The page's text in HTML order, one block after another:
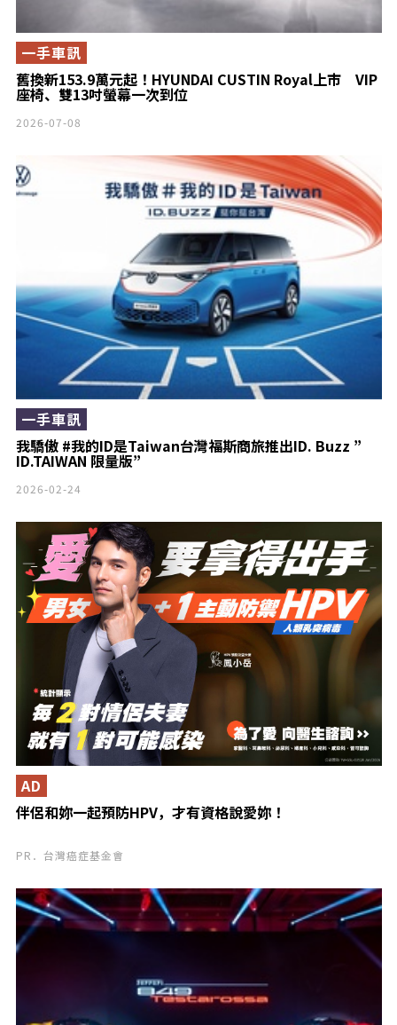
舊換新153.9萬元起！HYUNDAI CUSTIN Royal上市 VIP
座椅、雙13吋螢幕一次到位
一手車訊
2026-07-08
我驕傲 #我的ID是Taiwan台灣福斯商旅推出ID. Buzz ”
ID.TAIWAN 限量版”
一手車訊
2026-02-24
伴侶和妳一起預防HPV，才有資格說愛妳！
AD
PR．台灣癌症基金會